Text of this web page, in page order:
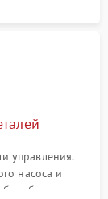
управления.
насоса и
и